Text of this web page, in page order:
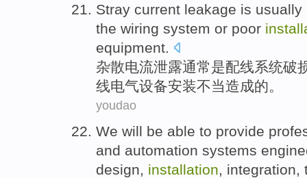
Stray current leakage is usually
the wiring system or poor
equipment.
杂散电流泄露通常是配线系统破
线电气设备安装不当造成的。
youdao
We will be able to provide
and automation systems
design, installation, integration,